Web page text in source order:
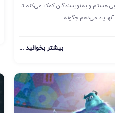
هستم و به نویسندگان کمک می‌کنم تا
یاد می‌دهم چگونه...
بیشتر بخوانید ...